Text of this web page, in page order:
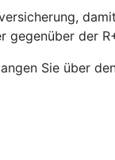
gegenüber der
Sie über